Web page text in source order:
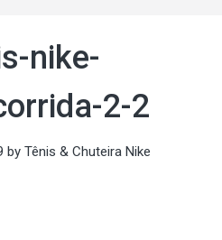
nike-
2-2
by Tênis & Chuteira Nike